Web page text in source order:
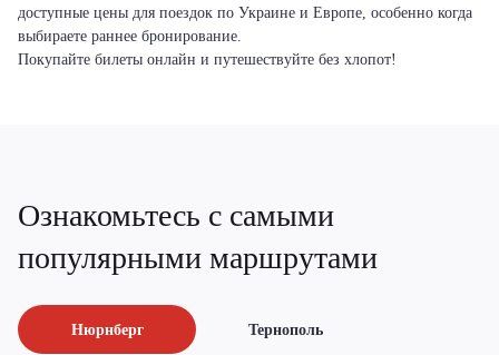
доступные цены для поездок по Украине и Европе, особенно когда
выбираете раннее бронирование.
Покупайте билеты онлайн и путешествуйте без хлопот!
Ознакомьтесь с самыми
популярными маршрутами
Нюрнберг Тернополь